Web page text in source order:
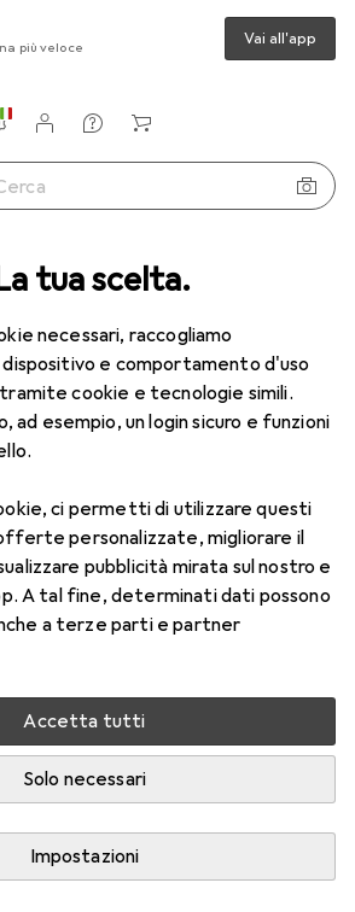
tua scelta.
necessari, raccogliamo
e comportamento d'uso
cookie e tecnologie simili.
esempio, un login sicuro e funzioni
ci permetti di utilizzare questi
personalizzate, migliorare il
pubblicità mirata sul nostro e
A tal fine, determinati dati possono
a terze parti e partner
Accetta tutti
Solo necessari
Impostazioni
più veloce Vai all'app
cliente
di confronto
dei desideri
Air Optix più HydraGlyde per l'astigmatismo
1 Immagine
per
6 pz., Torico
14/8 e mar, 18/8
stock presso il fornitore
Aggiungi al carrello